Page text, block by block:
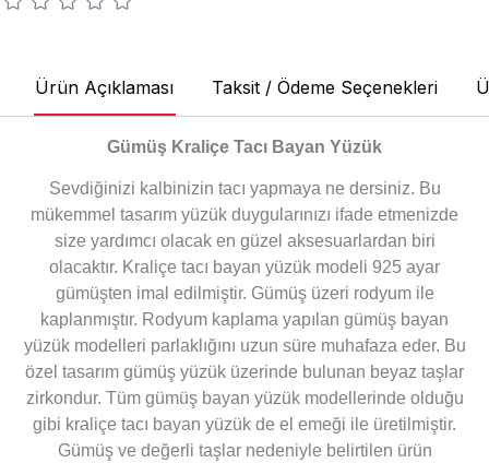
Ürün Açıklaması Taksit / Ödeme Seçenekleri
Gümüş Kraliçe Tacı Bayan Yüzük
Sevdiğinizi kalbinizin tacı yapmaya ne dersiniz. Bu
mükemmel tasarım yüzük duygularınızı ifade etmenizde
size yardımcı olacak en güzel aksesuarlardan biri
olacaktır. Kraliçe tacı bayan yüzük modeli 925 ayar
gümüşten imal edilmiştir. Gümüş üzeri rodyum ile
kaplanmıştır. Rodyum kaplama yapılan gümüş bayan
yüzük modelleri parlaklığını uzun süre muhafaza eder. Bu
özel tasarım gümüş yüzük üzerinde bulunan beyaz taşlar
zirkondur. Tüm gümüş bayan yüzük modellerinde olduğu
gibi kraliçe tacı bayan yüzük de el emeği ile üretilmiştir.
Gümüş ve değerli taşlar nedeniyle belirtilen ürün